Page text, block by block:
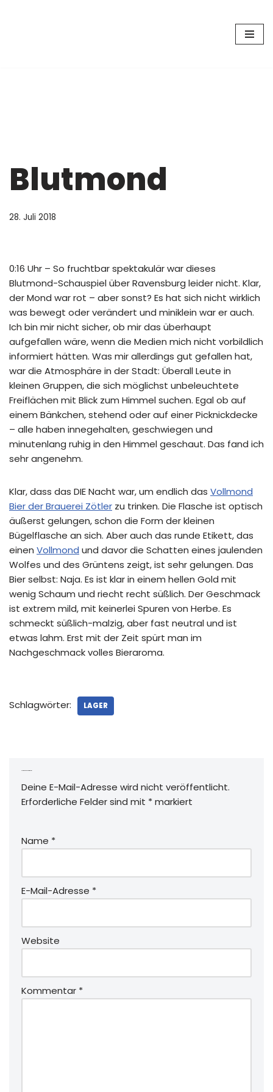
Blutmond
28. Juli 2018
0:16 Uhr – So fruchtbar spektakulär war dieses
Blutmond-Schauspiel über Ravensburg leider nicht. Klar,
der Mond war rot – aber sonst? Es hat sich nicht wirklich
was bewegt oder verändert und miniklein war er auch.
Ich bin mir nicht sicher, ob mir das überhaupt
aufgefallen wäre, wenn die Medien mich nicht vorbildlich
informiert hätten. Was mir allerdings gut gefallen hat,
war die Atmosphäre in der Stadt: Überall Leute in
kleinen Gruppen, die sich möglichst unbeleuchtete
Freiflächen mit Blick zum Himmel suchen. Egal ob auf
einem Bänkchen, stehend oder auf einer Picknickdecke
– alle haben innegehalten, geschwiegen und
minutenlang ruhig in den Himmel geschaut. Das fand ich
sehr angenehm.
Klar, dass das DIE Nacht war, um endlich das Vollmond
Bier der Brauerei Zötler zu trinken. Die Flasche ist optisch
äußerst gelungen, schon die Form der kleinen
Bügelflasche an sich. Aber auch das runde Etikett, das
einen Vollmond und davor die Schatten eines jaulenden
Wolfes und des Grüntens zeigt, ist sehr gelungen. Das
Bier selbst: Naja. Es ist klar in einem hellen Gold mit
wenig Schaum und riecht recht süßlich. Der Geschmack
ist extrem mild, mit keinerlei Spuren von Herbe. Es
schmeckt süßlich-malzig, aber fast neutral und ist
etwas lahm. Erst mit der Zeit spürt man im
Nachgeschmack volles Bieraroma.
Schlagwörter: LAGER
Deine E-Mail-Adresse wird nicht veröffentlicht.
Erforderliche Felder sind mit *markiert
Name *
E-Mail-Adresse *
Website
Kommentar *